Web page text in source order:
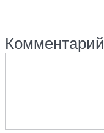
Комментарий